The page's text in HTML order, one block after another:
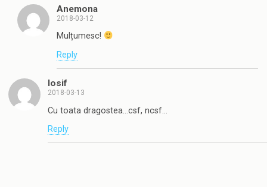
Anemona
2018-03-12
Mulțumesc!
Reply
Iosif
2018-03-13
Cu toata dragostea…csf, ncsf…
Reply